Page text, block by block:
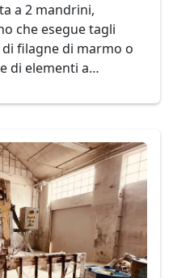
a 2 mandrini,
che esegue tagli
filagne di marmo o
di elementi a
la larghezza finale